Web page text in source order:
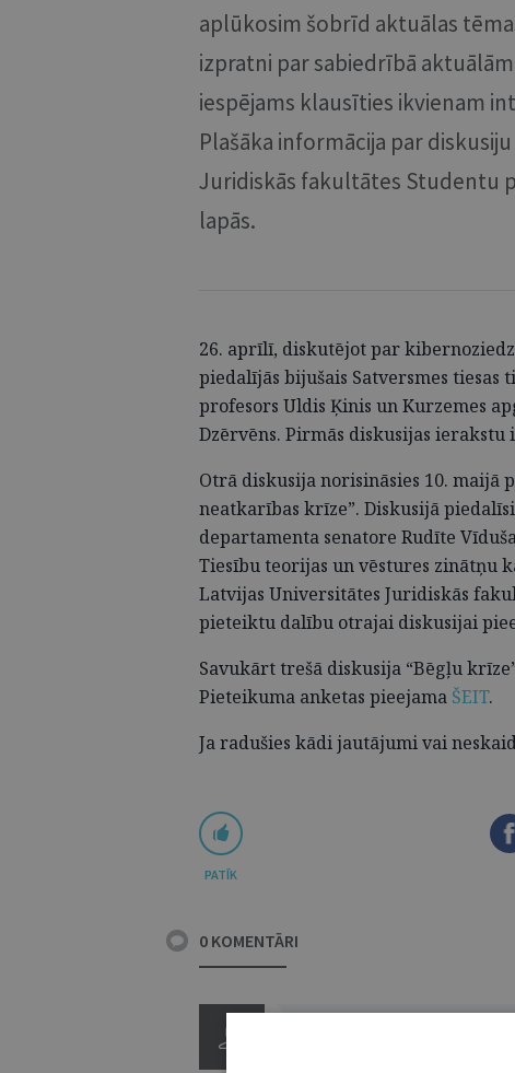
aplūkosim šobrīd aktuālas
izpratni par sabiedrībā
iespējams klausīties ikvienam
Plašāka informācija par
Juridiskās fakultātes Studentu
lapās.
26. aprīlī, diskutējot par
piedalījās bijušais Satversmes tiesas
profesors Uldis Ķinis un Kurzemes
Dzērvēns. Pirmās diskusijas ierakstu
Otrā diskusija norisināsies 10. maijā
neatkarības krīze”. Diskusijā
departamenta senatore Rudīte
Tiesību teorijas un vēstures zinātņu
Latvijas Universitātes Juridiskās
pieteiktu dalību otrajai diskusijai
Savukārt trešā diskusija “Bēgļu
Pieteikuma anketas pieejama ŠEIT.
Ja radušies kādi jautājumi vai
PATĪK
0 KOMENTĀRI